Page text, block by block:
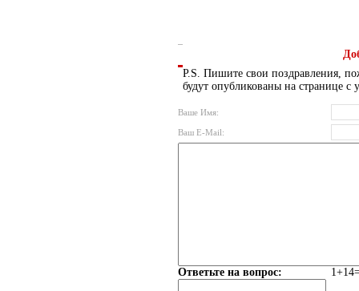
P.S. Пишите свои поздравления,
будут опубликованы на странице с
Ваше Имя:
Ваш E-Mail:
Ответьте на вопрос: